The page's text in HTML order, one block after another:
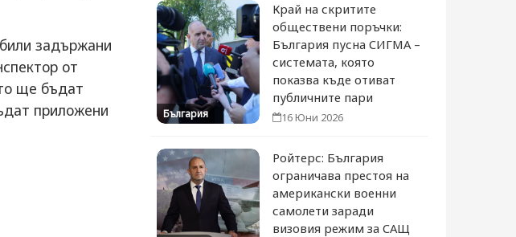
задържани
от
ще бъдат
приложени
България
Край на скритите
обществени поръчки:
България пусна СИГМА –
системата, която
показва къде отиват
публичните пари
16 Юни 2026
Ройтерс: България
ограничава престоя на
американски военни
самолети заради
визовия режим за САЩ